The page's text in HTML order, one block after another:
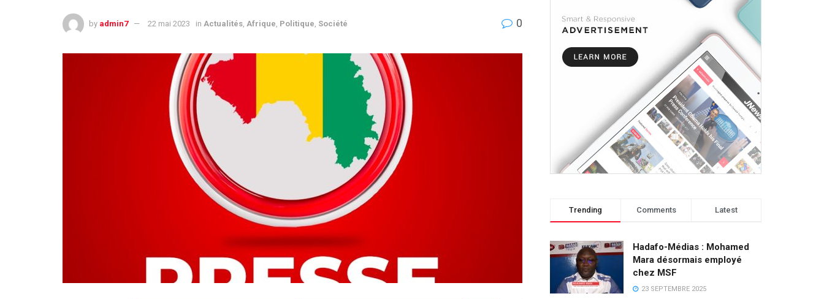
by admin7 22 mai 2023 in Actualités Afrique Politique Société 0
Trending Comments Latest
Hadafo-Médias : Mohamed
Mara désormais employé
chez MSF
23 SEPTEMBRE 2025